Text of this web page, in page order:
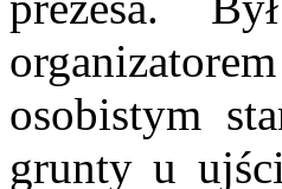
osobistym
grunty u